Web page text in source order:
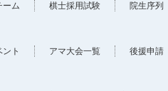
ーム 棋士採用試験 院生序列
ト アマ大会一覧 後援申請